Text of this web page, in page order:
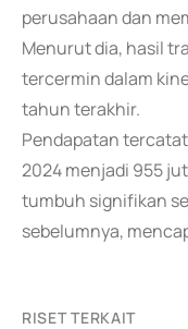
perusahaan dan
Menurut dia, hasil
tercermin dalam
tahun terakhir.
Pendapatan
2024 menjadi 955
tumbuh signifikan
sebelumnya,
RISET TERKAIT